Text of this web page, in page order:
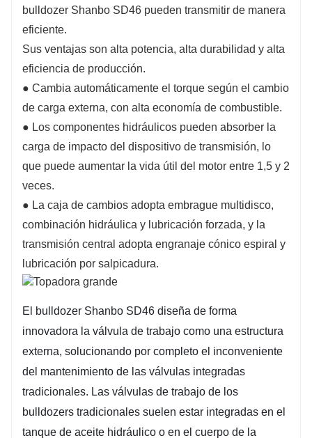
bulldozer Shanbo SD46 pueden transmitir de manera
eficiente.
Sus ventajas son alta potencia, alta durabilidad y alta
eficiencia de producción.
● Cambia automáticamente el torque según el cambio
de carga externa, con alta economía de combustible.
● Los componentes hidráulicos pueden absorber la
carga de impacto del dispositivo de transmisión, lo
que puede aumentar la vida útil del motor entre 1,5 y 2
veces.
● La caja de cambios adopta embrague multidisco,
combinación hidráulica y lubricación forzada, y la
transmisión central adopta engranaje cónico espiral y
lubricación por salpicadura.
El bulldozer Shanbo SD46 diseña de forma
innovadora la válvula de trabajo como una estructura
externa, solucionando por completo el inconveniente
del mantenimiento de las válvulas integradas
tradicionales. Las válvulas de trabajo de los
bulldozers tradicionales suelen estar integradas en el
tanque de aceite hidráulico o en el cuerpo de la